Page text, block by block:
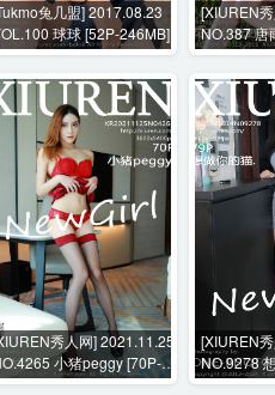
兔几盟] 2017.08.23
球球 [52P-246MB]
[XIUREN
NO.387 唐
261MB]
秀人网] 2021.11.25
小猪peggy [70P-
[XIUREN
NO.9278
818MB]